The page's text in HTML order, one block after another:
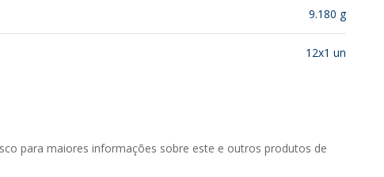
9.180 g
12x1 un
para maiores informações sobre este e outros produtos de